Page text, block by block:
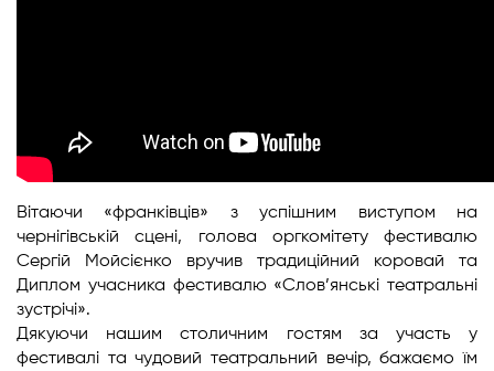
Вітаючи «франківців» з успішним виступом на
чернігівській сцені, голова оргкомітету фестивалю
Сергій Мойсієнко вручив традиційний коровай та
Диплом учасника фестивалю «Слов’янські театральні
зустрічі».
Дякуючи нашим столичним гостям за участь у
фестивалі та чудовий театральний вечір, бажаємо їм